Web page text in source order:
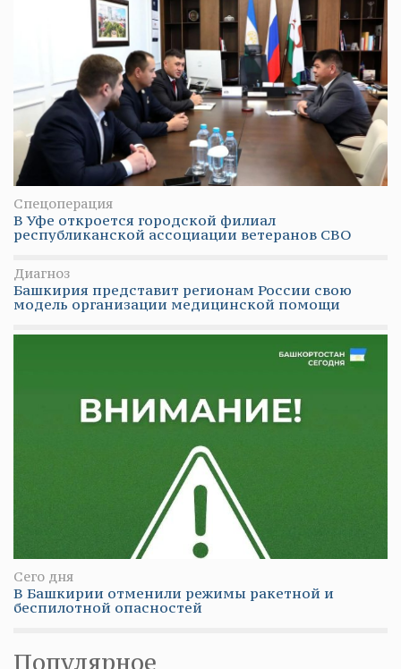
Спецоперация
В Уфе откроется городской филиал
республиканской ассоциации ветеранов СВО
Диагноз
Башкирия представит регионам России свою
модель организации медицинской помощи
Сего дня
В Башкирии отменили режимы ракетной и
беспилотной опасностей
Популярное